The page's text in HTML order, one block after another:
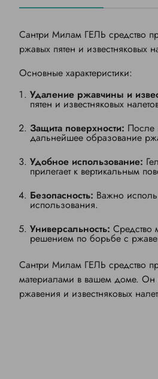
Сантри Милам ГЕЛЬ средство
ржавых пятен и известняковых
Основные характеристики:
Удаление ржавчины и
пятен и известняковых
Защита поверхности: После
дальнейшее образование
Удобное использование:
прилегает к вертикальным
Безопасность: Важно
использования.
Универсальность: Средство
решением по борьбе с
Сантри Милам ГЕЛЬ средство
материалами в вашем доме. Он
ржавения и известняковых